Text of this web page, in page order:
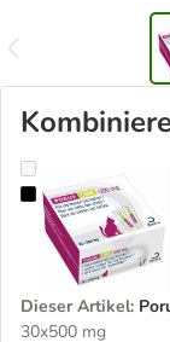
Porus One
Dieser Artikel:
30x500 mg